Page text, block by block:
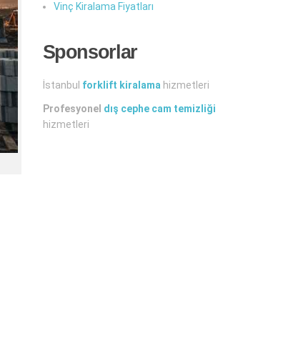
Vinç Kiralama Fiyatları
Sponsorlar
İstanbul forklift kiralama hizmetleri
Profesyonel dış cephe cam temizliği
hizmetleri